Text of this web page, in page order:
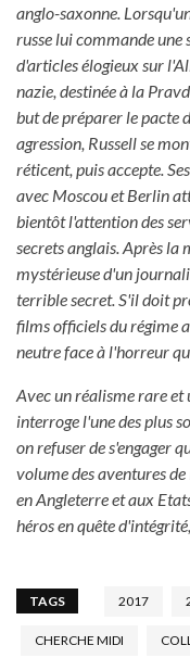
anglo-saxonne.
russe lui commande une
d'articles élogieux sur
nazie, destinée à la
but de préparer le pacte
agression, Russell se
réticent, puis accepte.
avec Moscou et Berlin
bientôt l'attention des
secrets anglais. Après la
mystérieuse d'un
terrible secret. S'il doit
films officiels du régime
neutre face à l'horreur
Avec un réalisme rare et
interroge l'une des plus
on refuser de s'engager
volume des aventures
en Angleterre et aux
héros en quête
TAGS 2017
CHERCHE MIDI